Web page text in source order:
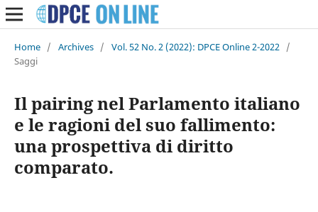
Home / Archives / Vol. 52 No. 2 (2022): DPCE Online 2-2022 /
Saggi
Il pairing nel Parlamento italiano
e le ragioni del suo fallimento:
una prospettiva di diritto
comparato.